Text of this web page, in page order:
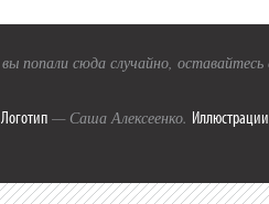
попали сюда случайно,
Логотип — Саша Алексеенко. Иллюстрации